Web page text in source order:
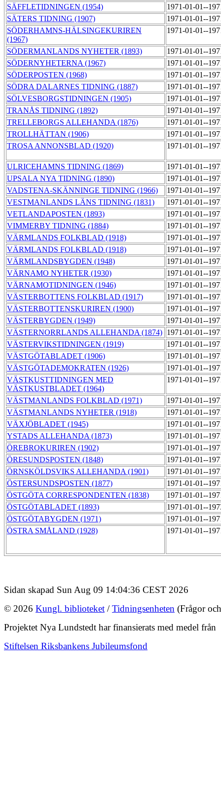
SÄFFLETIDNINGEN (1954)
1971-01-01--
SÄTERS TIDNING (1907)
1971-01-01--
SÖDERHAMNS-HÄLSINGEKURIREN
(1967)
1971-01-01--
SÖDERMANLANDS NYHETER (1893)
1971-01-01--
SÖDERNYHETERNA (1967)
1971-01-01--
SÖDERPOSTEN (1968)
1971-01-01--
SÖDRA DALARNES TIDNING (1887)
1971-01-01--
SÖLVESBORGSTIDNINGEN (1905)
1971-01-01--
TRANÅS TIDNING (1892)
1971-01-01--
TRELLEBORGS ALLEHANDA (1876)
1971-01-01--
TROLLHÄTTAN (1906)
1971-01-01--
TROSA ANNONSBLAD (1920)
1971-01-01--
ULRICEHAMNS TIDNING (1869)
1971-01-01--
UPSALA NYA TIDNING (1890)
1971-01-01--
VADSTENA-SKÄNNINGE TIDNING (1966)
1971-01-01--
VESTMANLANDS LÄNS TIDNING (1831)
1971-01-01--
VETLANDAPOSTEN (1893)
1971-01-01--
VIMMERBY TIDNING (1884)
1971-01-01--
VÄRMLANDS FOLKBLAD (1918)
1971-01-01--
VÄRMLANDS FOLKBLAD (1918)
1971-01-01--
VÄRMLANDSBYGDEN (1948)
1971-01-01--
VÄRNAMO NYHETER (1930)
1971-01-01--
VÄRNAMOTIDNINGEN (1946)
1971-01-01--
VÄSTERBOTTENS FOLKBLAD (1917)
1971-01-01--
VÄSTERBOTTENSKURIREN (1900)
1971-01-01--
VÄSTERBYGDEN (1949)
1971-01-01--
VÄSTERNORRLANDS ALLEHANDA (1874) 1971-01-01--
VÄSTERVIKSTIDNINGEN (1919)
1971-01-01--
VÄSTGÖTABLADET (1906)
1971-01-01--
VÄSTGÖTADEMOKRATEN (1926)
1971-01-01--
VÄSTKUSTTIDNINGEN MED
VÄSTKUSTBLADET (1964)
1971-01-01--
VÄSTMANLANDS FOLKBLAD (1971)
1971-01-01--
VÄSTMANLANDS NYHETER (1918)
1971-01-01--
VÄXJÖBLADET (1945)
1971-01-01--
YSTADS ALLEHANDA (1873)
1971-01-01--
ÖREBROKURIREN (1902)
1971-01-01--
ÖRESUNDSPOSTEN (1848)
1971-01-01--
ÖRNSKÖLDSVIKS ALLEHANDA (1901)
1971-01-01--
ÖSTERSUNDSPOSTEN (1877)
1971-01-01--
ÖSTGÖTA CORRESPONDENTEN (1838)
1971-01-01--
ÖSTGÖTABLADET (1893)
1971-01-01--
ÖSTGÖTABYGDEN (1971)
1971-01-01--
ÖSTRA SMÅLAND (1928)
1971-01-01--
Sidan skapad Sun Aug 09 14:04:36 CEST 2026
© 2026 Kungl. biblioteket /Tidningsenheten (Frågor
Projektet Nya Lundstedt har finansierats med medel från
Stiftelsen Riksbankens Jubileumsfond